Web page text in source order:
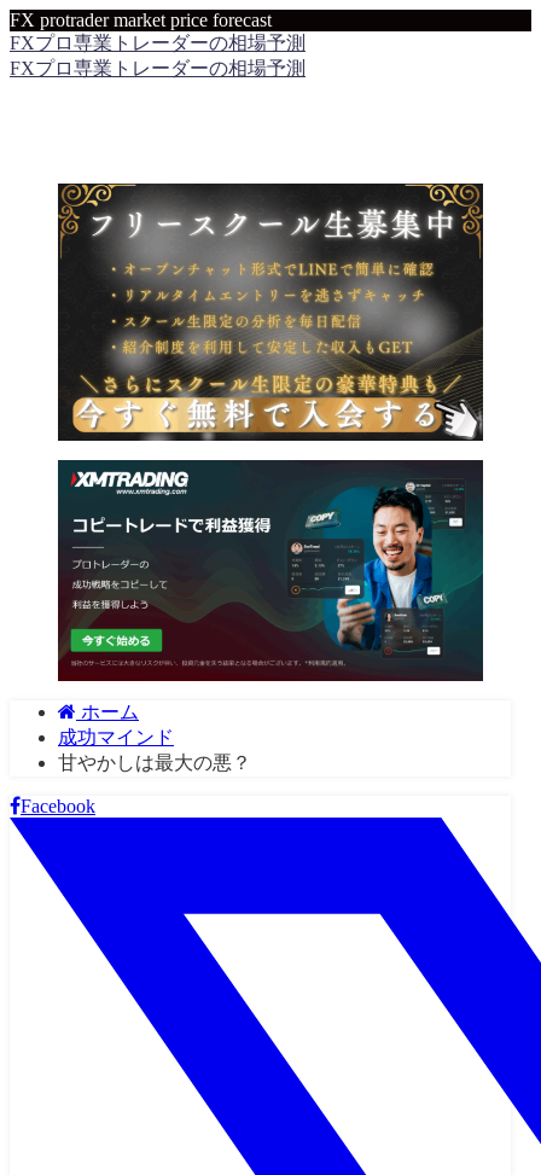
FX protrader market price forecast
FXプロ専業トレーダーの相場予測
FXプロ専業トレーダーの相場予測
ホーム
成功マインド
甘やかしは最大の悪？
Facebook